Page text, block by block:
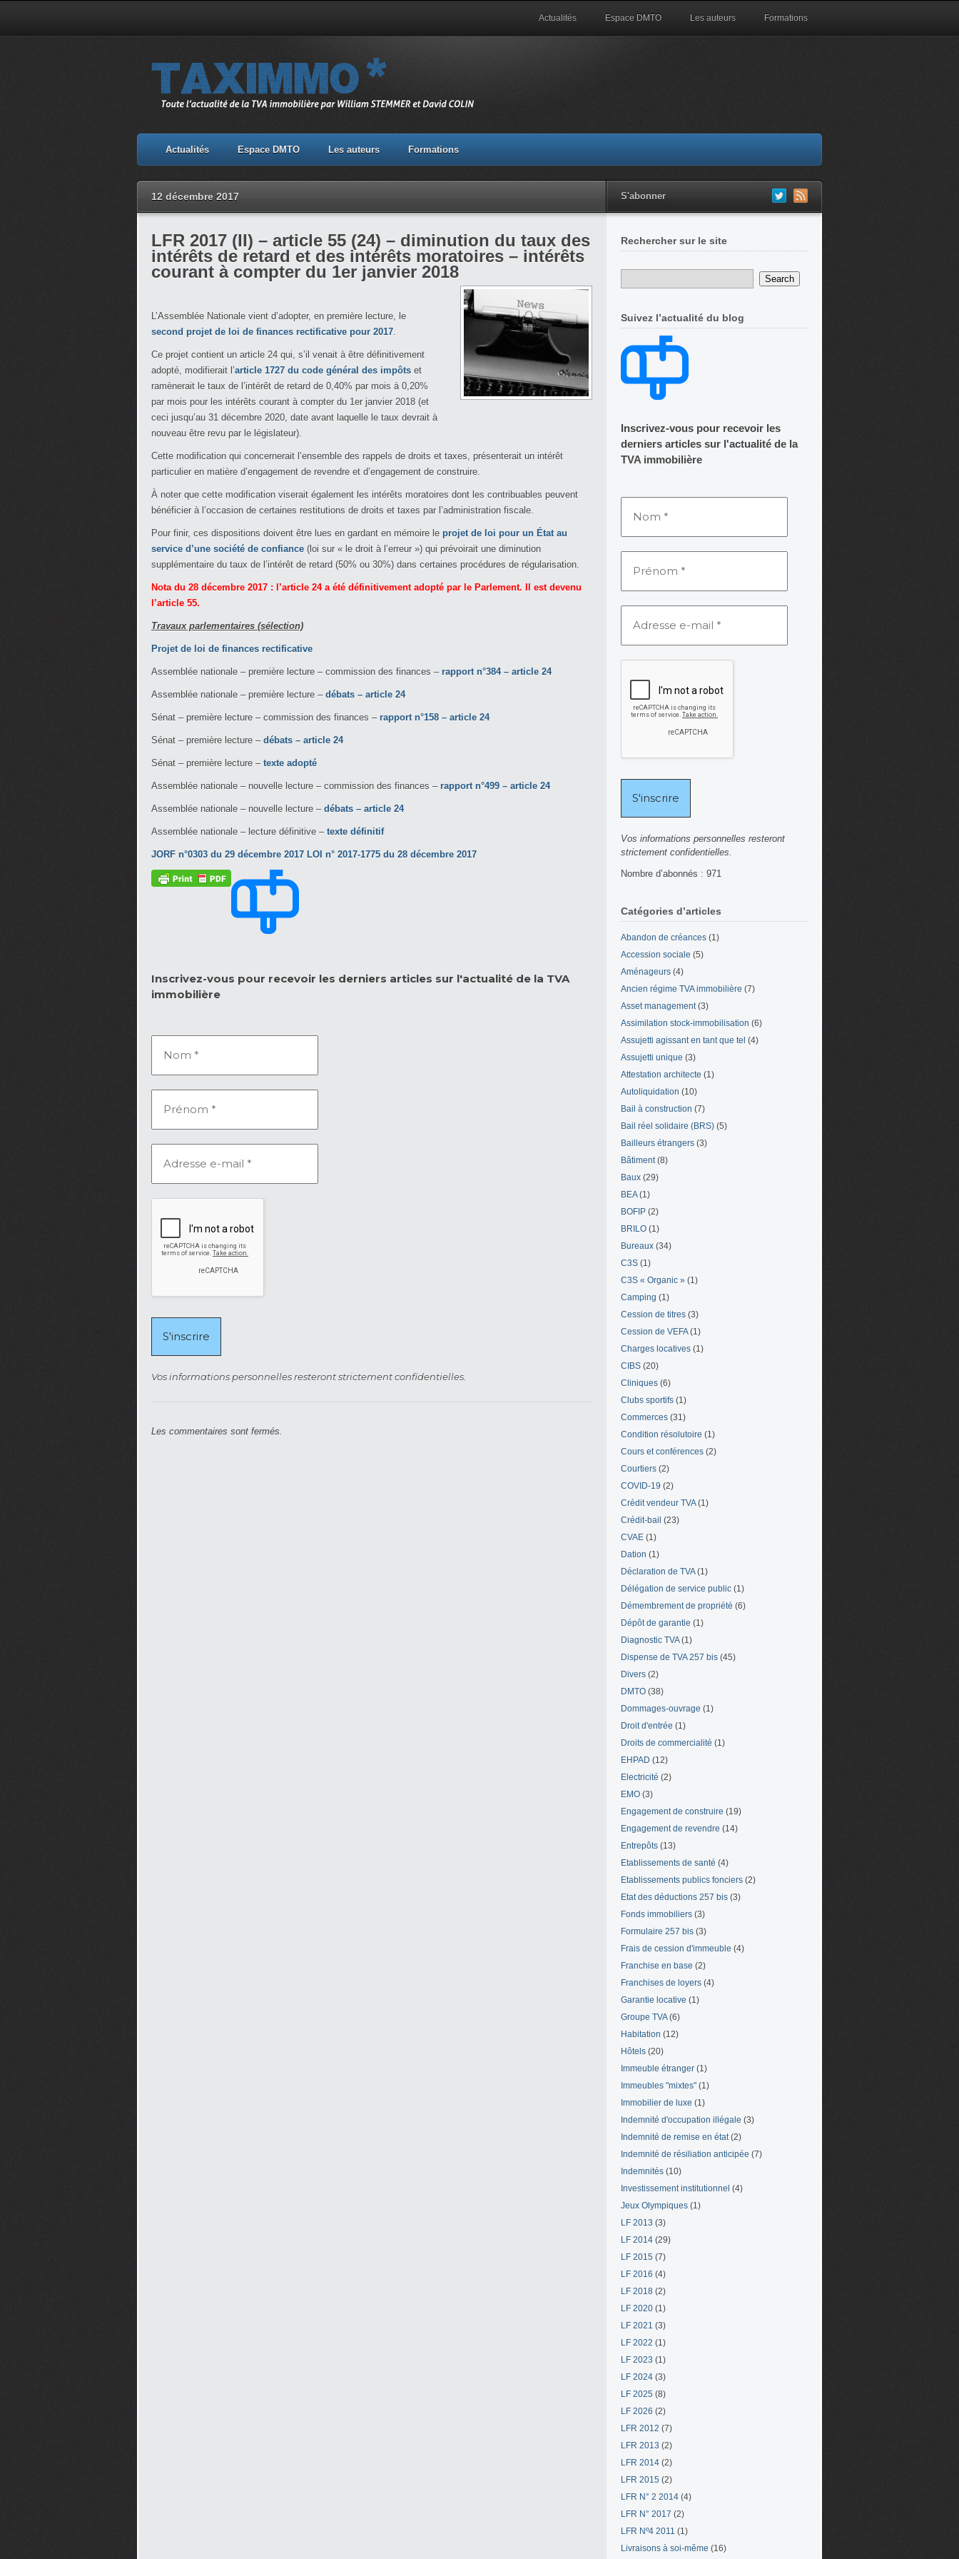
Actualités Espace DMTO Les auteurs Formations
Actualités Espace DMTO Les auteurs Formations
12 décembre 2017 S'abonner
LFR 2017 (II) – article 55 (24) – diminution du taux des
intérêts de retard et des intérêts moratoires – intérêts
courant à compter du 1er janvier 2018
L’Assemblée Nationale vient d’adopter, en première lecture, le
second projet de loi de finances rectificative pour 2017.
Ce projet contient un article 24 qui, s’il venait à être définitivement
adopté, modifierait l’article 1727 du code général des impôts et
ramènerait le taux de l’intérêt de retard de 0,40% par mois à 0,20%
par mois pour les intérêts courant à compter du 1er janvier 2018 (et
ceci jusqu’au 31 décembre 2020, date avant laquelle le taux devrait à
nouveau être revu par le législateur).
Cette modification qui concernerait l’ensemble des rappels de droits et taxes, présenterait un intérêt
particulier en matière d’engagement de revendre et d’engagement de construire.
À noter que cette modification viserait également les intérêts moratoires dont les contribuables peuvent
bénéficier à l’occasion de certaines restitutions de droits et taxes par l’administration fiscale.
Pour finir, ces dispositions doivent être lues en gardant en mémoire le projet de loi pour un État au
service d’une société de confiance (loi sur « le droit à l’erreur ») qui prévoirait une diminution
supplémentaire du taux de l’intérêt de retard (50% ou 30%) dans certaines procédures de régularisation.
Nota du 28 décembre 2017 : l’article 24 a été définitivement adopté par le Parlement. Il est devenu
l’article 55.
Travaux parlementaires (sélection)
Projet de loi de finances rectificative
Assemblée nationale – première lecture – commission des finances – rapport n°384 – article 24
Assemblée nationale – première lecture – débats – article 24
Sénat – première lecture – commission des finances – rapport n°158 – article 24
Sénat – première lecture – débats – article 24
Sénat – première lecture – texte adopté
Assemblée nationale – nouvelle lecture – commission des finances – rapport n°499 – article 24
Assemblée nationale – nouvelle lecture – débats – article 24
Assemblée nationale – lecture définitive – texte définitif
JORF n°0303 du 29 décembre 2017 LOI n° 2017-1775 du 28 décembre 2017
Inscrivez-vous pour recevoir les derniers articles sur l'actualité de la TVA
immobilière
Vos informations personnelles resteront strictement confidentielles.
Les commentaires sont fermés.
Rechercher sur le site
Suivez l’actualité du blog
Inscrivez-vous pour recevoir les
derniers articles sur l'actualité de la
TVA immobilière
Vos informations personnelles resteront
strictement confidentielles.
Nombre d’abonnés : 971
Catégories d’articles
Abandon de créances (1)
Accession sociale (5)
Aménageurs (4)
Ancien régime TVA immobilière (7)
Asset management(3)
Assimilation stock-immobilisation (6)
Assujetti agissant en tant que tel (4)
Assujetti unique (3)
Attestation architecte (1)
Autoliquidation (10)
Bail à construction (7)
Bail réel solidaire (BRS) (5)
Bailleurs étrangers (3)
Bâtiment(8)
Baux (29)
BEA(1)
BOFIP (2)
BRILO (1)
Bureaux (34)
C3S (1)
C3S « Organic » (1)
Camping (1)
Cession de titres (3)
Cession de VEFA(1)
Charges locatives (1)
CIBS (20)
Cliniques (6)
Clubs sportifs (1)
Commerces (31)
Condition résolutoire (1)
Cours et conférences (2)
Courtiers (2)
COVID-19 (2)
Crédit vendeur TVA(1)
Crédit-bail (23)
CVAE (1)
Dation (1)
Déclaration de TVA(1)
Délégation de service public (1)
Démembrement de propriété (6)
Dépôt de garantie (1)
Diagnostic TVA(1)
Dispense de TVA 257 bis (45)
Divers (2)
DMTO (38)
Dommages-ouvrage (1)
Droit d'entrée (1)
Droits de commercialité (1)
EHPAD (12)
Electricité (2)
EMO (3)
Engagement de construire (19)
Engagement de revendre (14)
Entrepôts (13)
Etablissements de santé (4)
Etablissements publics fonciers (2)
Etat des déductions 257 bis (3)
Fonds immobiliers (3)
Formulaire 257 bis (3)
Frais de cession d'immeuble (4)
Franchise en base (2)
Franchises de loyers (4)
Garantie locative (1)
Groupe TVA(6)
Habitation (12)
Hôtels (20)
Immeuble étranger (1)
Immeubles "mixtes" (1)
Immobilier de luxe (1)
Indemnité d'occupation illégale (3)
Indemnité de remise en état(2)
Indemnité de résiliation anticipée (7)
Indemnités (10)
Investissement institutionnel (4)
Jeux Olympiques (1)
LF 2013 (3)
LF 2014 (29)
LF 2015 (7)
LF 2016 (4)
LF 2018 (2)
LF 2020 (1)
LF 2021 (3)
LF 2022 (1)
LF 2023 (1)
LF 2024 (3)
LF 2025 (8)
LF 2026 (2)
LFR 2012 (7)
LFR 2013 (2)
LFR 2014 (2)
LFR 2015 (2)
LFR N° 2 2014 (4)
LFR N° 2017 (2)
LFR Nº4 2011 (1)
Livraisons à soi-même (16)